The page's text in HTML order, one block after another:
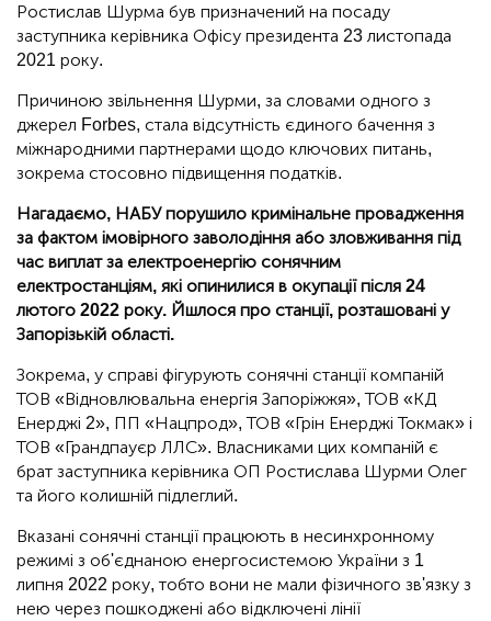
Ростислав Шурма був призначений на посаду
заступника керівника Офісу президента 23 листопада
2021 року.
Причиною звільнення Шурми, за словами одного з
джерел Forbes, стала відсутність єдиного бачення з
міжнародними партнерами щодо ключових питань,
зокрема стосовно підвищення податків.
Нагадаємо, НАБУ порушило кримінальне провадження
за фактом імовірного заволодіння або зловживання під
час виплат за електроенергію сонячним
електростанціям, які опинилися в окупації після 24
лютого 2022 року. Йшлося про станції, розташовані у
Запорізькій області.
Зокрема, у справі фігурують сонячні станції компаній
ТОВ «Відновлювальна енергія Запоріжжя», ТОВ «КД
Енерджі 2», ПП «Нацпрод», ТОВ «Грін Енерджі Токмак» і
ТОВ «Грандпауєр ЛЛС». Власниками цих компаній є
брат заступника керівника ОП Ростислава Шурми Олег
та його колишній підлеглий.
Вказані сонячні станції працюють в несинхронному
режимі з об'єднаною енергосистемою України з 1
липня 2022 року, тобто вони не мали фізичного зв'язку з
нею через пошкоджені або відключені лінії